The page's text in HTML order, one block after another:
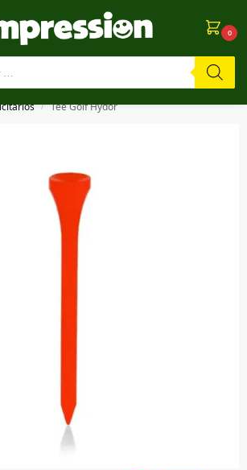
0
en pruebas. Si algo falla, ¡Perdón!⚠️
/ Tee Golf Hydor